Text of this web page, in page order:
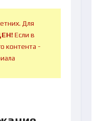
Для
Если в
контента -